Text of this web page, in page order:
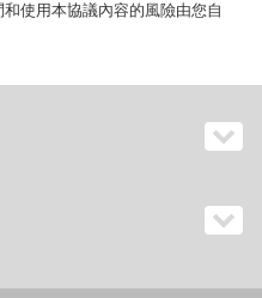
使用本協議內容的風險由您自